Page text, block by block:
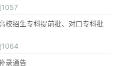
1057
校招生专科提前批、对口专科批
1064
录通告